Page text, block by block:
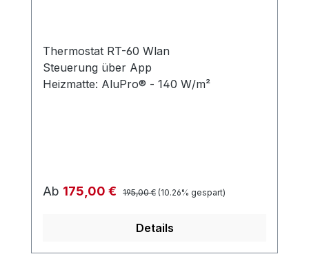
Thermostat RT-60 Wlan
Steuerung über App
Heizmatte: AluPro® - 140 W/m²
Verkaufspreis:
Ab 175,00 € Regulärer Preis:
195,00 € (10.26% gespart)
Details